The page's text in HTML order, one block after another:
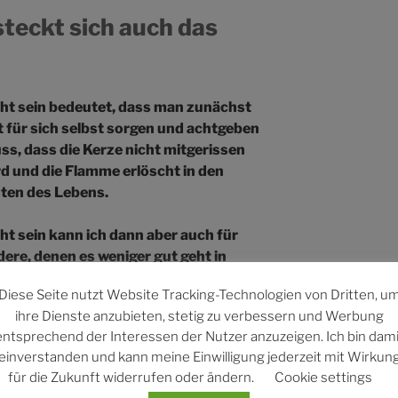
sich auch das
sein bedeutet, dass man zunächst
für sich selbst sorgen und achtgeben
dass die Kerze nicht mitgerissen
und die Flamme erlöscht in den
des Lebens.
sein kann ich dann aber auch für
denen es weniger gut geht in
sein kann ich, indem ich ihnen zeige,
man mit Schwierigkeiten umgehen
Diese Seite nutzt Website Tracking-Technologien von Dritten,
ihre Dienste anzubieten, stetig zu verbessern und Werbung
der Interessen der Nutzer anzuzeigen. Ich bin
und kann meine Einwilligung jederzeit mit
für die Zukunft widerrufen oder ändern.
Cookie settings